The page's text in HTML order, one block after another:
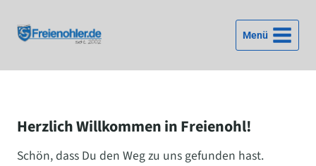
Inhalt
springen
Menü
Herzlich Willkommen in Freienohl!
Schön, dass Du den Weg zu uns gefunden hast.